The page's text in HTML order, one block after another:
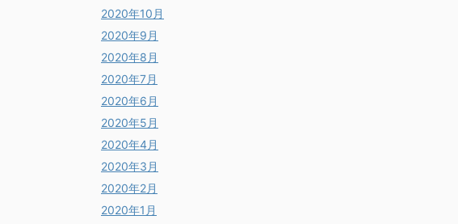
2020年10月
2020年9月
2020年8月
2020年7月
2020年6月
2020年5月
2020年4月
2020年3月
2020年2月
2020年1月